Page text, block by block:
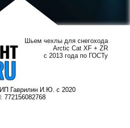
Шьем чехлы для снегохода
Arctic Cat XF + ZR
с 2013 года по ГОСТу
Гаврилин И.Ю. с 2020
772156082768